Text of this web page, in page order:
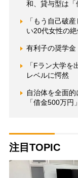
和、貸与型は
「もう自己破
い20代女性の
有利子の奨学
「Fラン大学
レベルに愕然
自治体を全面
「借金500万
注目TOPIC